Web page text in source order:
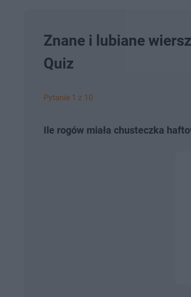
Znane i lubiane
Quiz
Pytanie 1 z 10
Ile rogów miała chusteczka